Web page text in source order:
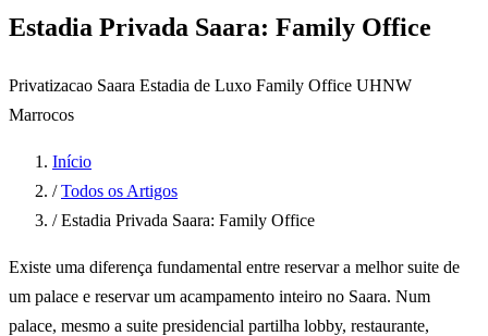
Estadia Privada Saara: Family Office
Privatizacao Saara Estadia de Luxo Family Office UHNW
Marrocos
Início
/ Todos os Artigos
/ Estadia Privada Saara: Family Office
Existe uma diferença fundamental entre reservar a melhor suite de
um palace e reservar um acampamento inteiro no Saara. Num
palace, mesmo a suite presidencial partilha lobby, restaurante,